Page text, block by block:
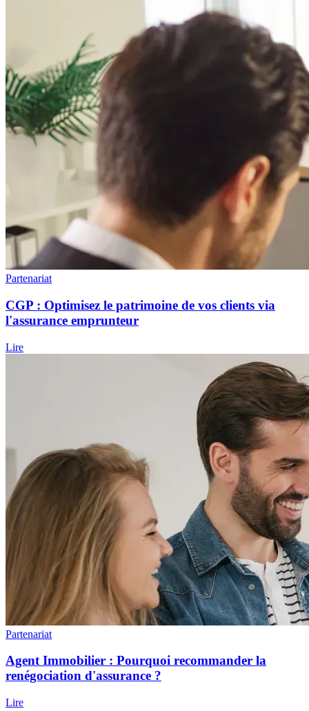
Partenariat
CGP : Optimisez le patrimoine de vos clients via
l'assurance emprunteur
Lire
Partenariat
Agent Immobilier : Pourquoi recommander la
renégociation d'assurance ?
Lire